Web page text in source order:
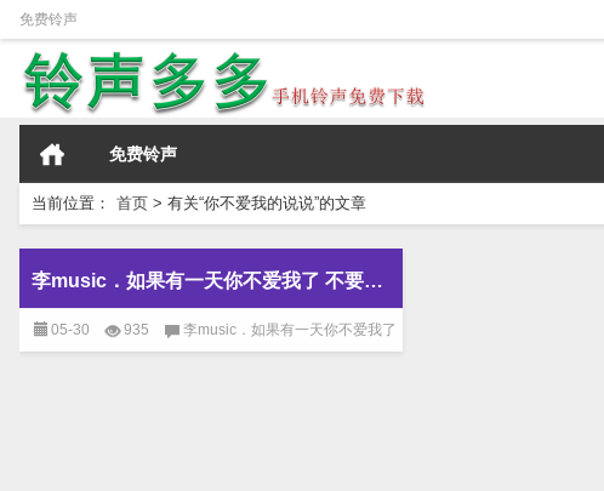
免费铃声
免费铃声
当前位置： 首页 > 有关“你不爱我的说说”的文章
李music．如果有一天你不爱我了 不要骗我
05-30 935 李music．如果有一天你不爱我了